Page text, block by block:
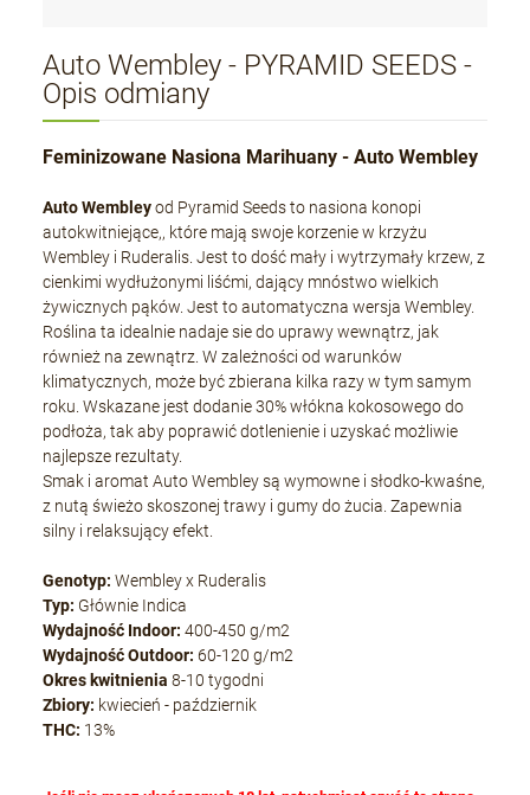
Auto Wembley - PYRAMID SEEDS -
Opis odmiany
Feminizowane Nasiona Marihuany - Auto Wembley
Auto Wembleyod Pyramid Seeds to nasiona konopi
autokwitniejące,, które mają swoje korzenie w krzyżu
Wembley i Ruderalis. Jest to dość mały i wytrzymały krzew, z
cienkimi wydłużonymi liśćmi, dający mnóstwo wielkich
żywicznych pąków. Jest to automatyczna wersja Wembley.
Roślina ta idealnie nadaje sie do uprawy wewnątrz, jak
również na zewnątrz. W zależności od warunków
klimatycznych, może być zbierana kilka razy w tym samym
roku. Wskazane jest dodanie 30% włókna kokosowego do
podłoża, tak aby poprawić dotlenienie i uzyskać możliwie
najlepsze rezultaty.
Smak i aromat Auto Wembley są wymowne i słodko-kwaśne,
z nutą świeżo skoszonej trawy i gumy do żucia. Zapewnia
silny i relaksujący efekt.
Genotyp: Wembley x Ruderalis
Typ: Głównie Indica
Wydajność Indoor: 400-450 g/m2
Wydajność Outdoor: 60-120 g/m2
Okres kwitnienia 8-10 tygodni
Zbiory: kwiecień - październik
THC: 13%